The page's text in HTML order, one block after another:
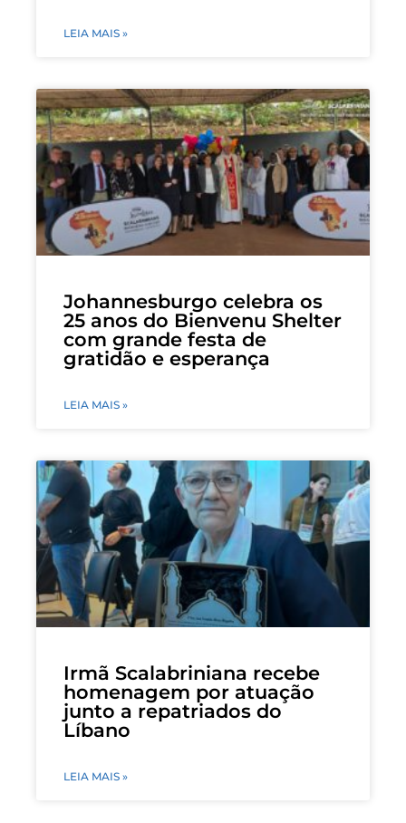
LEIA MAIS »
Johannesburgo celebra os
25 anos do Bienvenu Shelter
com grande festa de
gratidão e esperança
LEIA MAIS »
Irmã Scalabriniana recebe
homenagem por atuação
junto a repatriados do
Líbano
LEIA MAIS »